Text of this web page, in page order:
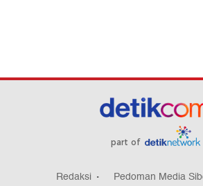
part of
Redaksi Pedoman Media